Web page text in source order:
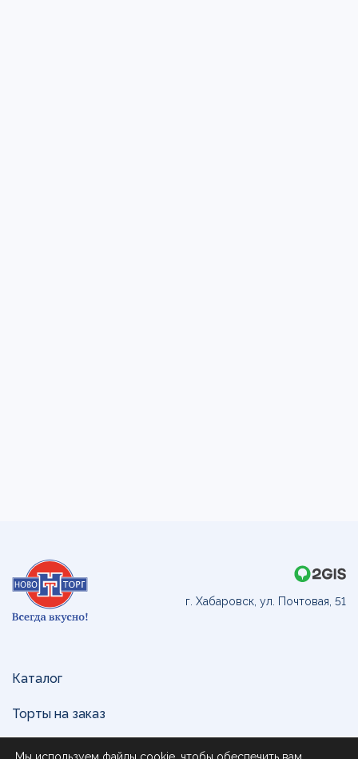
г. Хабаровск, ул. Почтовая, 51
Каталог
Торты на заказ
Доставка и оплата